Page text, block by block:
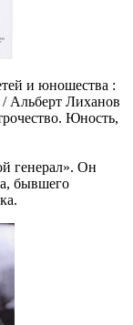
и юношества :
Альберт Лиханов
Юность,
генерал». Он
бывшего